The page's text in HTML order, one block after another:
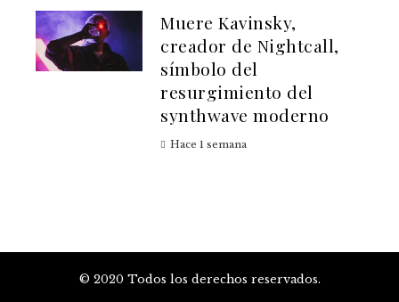
Muere Kavinsky,
creador de Nightcall,
símbolo del
resurgimiento del
synthwave moderno
Hace 1 semana
© 2020 Todos los derechos reservados.